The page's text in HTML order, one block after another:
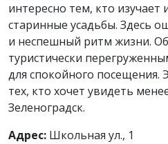
интересно тем, кто изучает
старинные усадьбы. Здесь
и неспешный ритм жизни.
туристически
для спокойного посещения.
тех, кто хочет увидеть
Зеленоградск.
Адрес: Школьная ул., 1